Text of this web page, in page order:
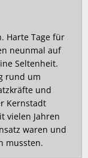
Harte Tage für
neunmal auf
Seltenheit.
rund um
und
Kernstadt
vielen Jahren
waren und
mussten.